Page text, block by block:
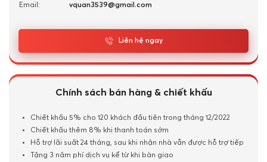
Email: vquan3539@gmail.com
Liên hệ ngay
Chính sách bán hàng & chiết khấu
Chiết khấu 5% cho 120 khách đầu tiên trong tháng 12/2022
Chiết khấu thêm 8% khi thanh toán sớm
Hỗ trợ lãi suất 24 tháng, sau khi nhận nhà vẫn được hỗ trợ tiếp
Tặng 3 năm phí dịch vụ kể từ khi bàn giao